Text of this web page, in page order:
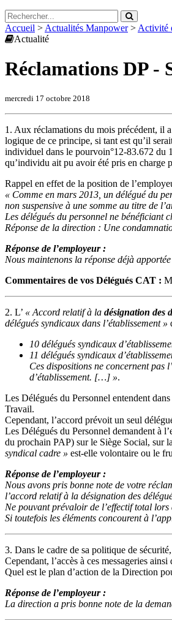
Accueil > Actualités Manpower> Activité
Actualité
Réclamations DP -
mercredi 17 octobre 2018
1. Aux réclamations du mois précédent, il
logique de ce principe, si tant est qu’il
individuel dans le pourvoin°12-83.672 du
qu’individu ait pu avoir été pris en charge
Rappel en effet de la position de
« Comme en mars 2013, un délégué du
non suspensive à une somme au titre de
Les délégués du personnel ne bénéficiant
Réponse de la direction : Une
Réponse de l’employeur :
Nous maintenons la réponse déjà
Commentaires de vos Délégués CAT :
2. L’ « Accord relatif à la désignation des
délégués syndicaux dans l’établissement »
10 délégués syndicaux
11 délégués syndicaux
Ces dispositions ne concernent pas
d’établissement. […] ».
Les Délégués du Personnel entendent
Travail.
Cependant, l’accord prévoit un seul
Les Délégués du Personnel demandent à
du prochain PAP) sur le Siège Social, sur
syndical cadre » est-elle volontaire ou le
Réponse de l’employeur :
Nous avons pris bonne note de votre
l’accord relatif à la désignation des
Ne pouvant prévaloir de l’effectif total lors
Si toutefois les éléments concourent à
3. Dans le cadre de sa politique de
Cependant, l’accès à ces messageries
Quel est le plan d’action de la Direction
Réponse de l’employeur :
La direction a pris bonne note de la